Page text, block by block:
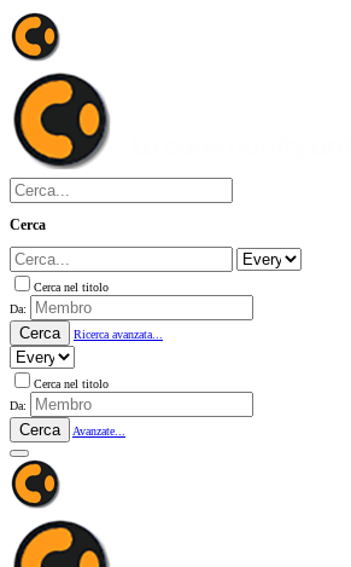
Cerca
Cerca nel titolo
Da:
Cerca Ricerca avanzata...
Cerca nel titolo
Da:
Cerca Avanzate...